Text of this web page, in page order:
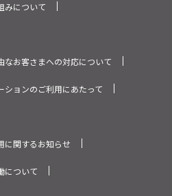
みについて
なお客さまへの対応について
ョンのご利用にあたって
に関するお知らせ
について